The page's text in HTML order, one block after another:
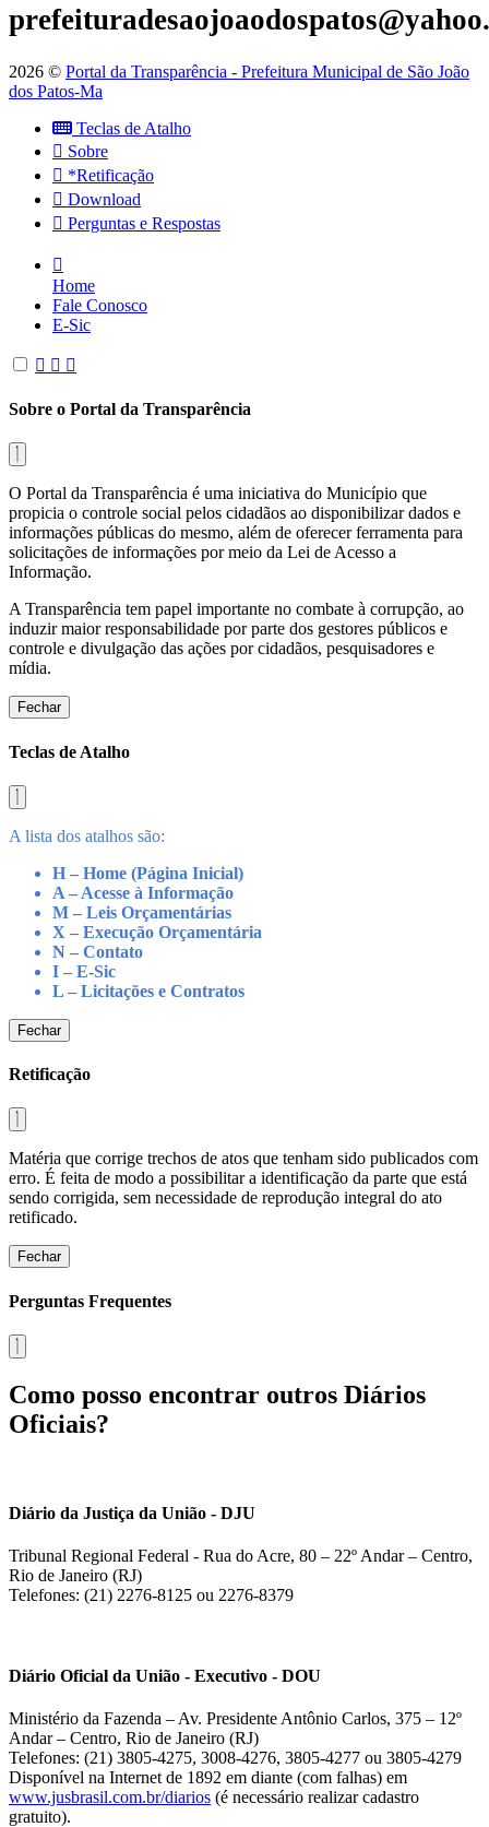
2026 © Portal da Transparência - Prefeitura Municipal de São João
dos Patos-Ma
Teclas de Atalho
Sobre
*Retificação
Download
Perguntas e Respostas
Home
Fale Conosco
E-Sic
Sobre o Portal da Transparência
O Portal da Transparência é uma iniciativa do Município que
propicia o controle social pelos cidadãos ao disponibilizar dados e
informações públicas do mesmo, além de oferecer ferramenta para
solicitações de informações por meio da Lei de Acesso a
Informação.
A Transparência tem papel importante no combate à corrupção, ao
induzir maior responsabilidade por parte dos gestores públicos e
controle e divulgação das ações por cidadãos, pesquisadores e
mídia.
Fechar
Teclas de Atalho
A lista dos atalhos são:
H – Home (Página Inicial)
A – Acesse à Informação
M – Leis Orçamentárias
X – Execução Orçamentária
N – Contato
I – E-Sic
L – Licitações e Contratos
Fechar
Retificação
Matéria que corrige trechos de atos que tenham sido publicados com
erro. É feita de modo a possibilitar a identificação da parte que está
sendo corrigida, sem necessidade de reprodução integral do ato
retificado.
Fechar
Perguntas Frequentes
Como posso encontrar outros Diários
Oficiais?
Diário da Justiça da União - DJU
Tribunal Regional Federal - Rua do Acre, 80 – 22º Andar – Centro,
Rio de Janeiro (RJ)
Telefones: (21) 2276-8125 ou 2276-8379
Diário Oficial da União - Executivo - DOU
Ministério da Fazenda – Av. Presidente Antônio Carlos, 375 – 12º
Andar – Centro, Rio de Janeiro (RJ)
Telefones: (21) 3805-4275, 3008-4276, 3805-4277 ou 3805-4279
Disponível na Internet de 1892 em diante (com falhas) em
www.jusbrasil.com.br/diarios (é necessário realizar cadastro
gratuito).